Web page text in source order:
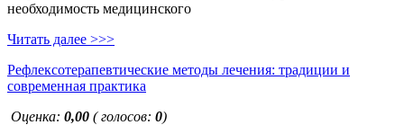
необходимость медицинского
Читать далее >>>
Рефлексотерапевтические методы лечения: традиции и
современная практика
Оценка: 0,00 ( голосов: 0)